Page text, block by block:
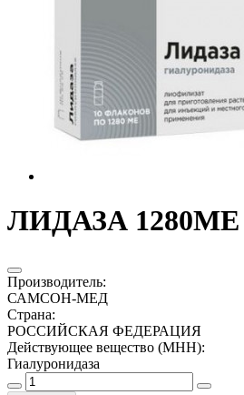
ЛИДАЗА
Производитель:
САМСОН-МЕД
Страна:
РОССИЙСКАЯ ФЕДЕРАЦИЯ
Действующее вещество (МНН):
Гиалуронидаза